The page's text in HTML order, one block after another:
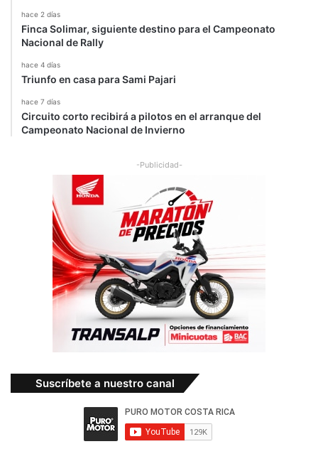
hace 2 días
Finca Solimar, siguiente destino para el Campeonato
Nacional de Rally
hace 4 días
Triunfo en casa para Sami Pajari
hace 7 días
Circuito corto recibirá a pilotos en el arranque del
Campeonato Nacional de Invierno
-Publicidad-
Suscríbete a nuestro canal